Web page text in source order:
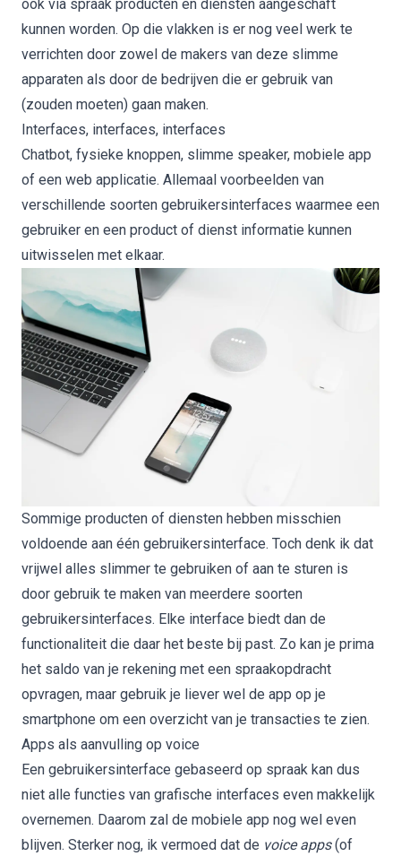
ook via spraak producten en diensten aangeschaft
kunnen worden. Op die vlakken is er nog veel werk te
verrichten door zowel de makers van deze slimme
apparaten als door de bedrijven die er gebruik van
(zouden moeten) gaan maken.
Interfaces, interfaces, interfaces
Chatbot, fysieke knoppen, slimme speaker, mobiele app
of een web applicatie. Allemaal voorbeelden van
verschillende soorten gebruikersinterfaces waarmee een
gebruiker en een product of dienst informatie kunnen
uitwisselen met elkaar.
Sommige producten of diensten hebben misschien
voldoende aan één gebruikersinterface. Toch denk ik dat
vrijwel alles slimmer te gebruiken of aan te sturen is
door gebruik te maken van meerdere soorten
gebruikersinterfaces. Elke interface biedt dan de
functionaliteit die daar het beste bij past. Zo kan je prima
het saldo van je rekening met een spraakopdracht
opvragen, maar gebruik je liever wel de app op je
smartphone om een overzicht van je transacties te zien.
Apps als aanvulling op voice
Een gebruikersinterface gebaseerd op spraak kan dus
niet alle functies van grafische interfaces even makkelijk
overnemen. Daarom zal de mobiele app nog wel even
blijven. Sterker nog, ik vermoed dat de voice apps(of